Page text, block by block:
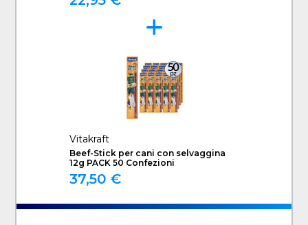
Vitakraft
Beef-Stick per cani con selvaggina
12g PACK 50 Confezioni
37,50 €